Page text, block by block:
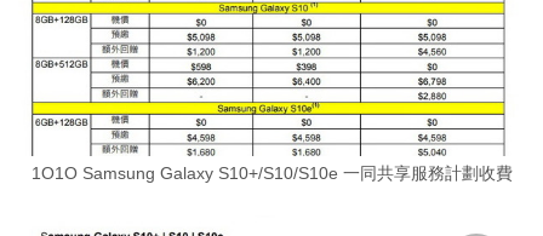
1O1O Samsung Galaxy S10+/S10/S10e 一同共享服務計劃收費